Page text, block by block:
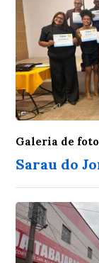
Galeria de
Sarau do